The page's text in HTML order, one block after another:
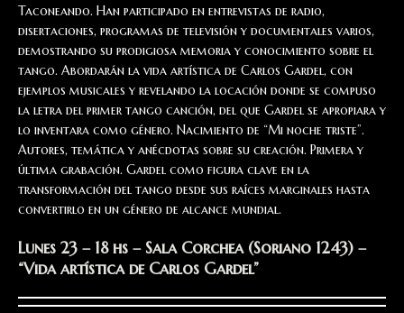
Taconeando. Han participado en entrevistas de radio,
disertaciones, programas de televisión y documentales varios,
demostrando su prodigiosa memoria y conocimiento sobre el
tango. Abordarán la vida artística de Carlos Gardel, con
ejemplos musicales y revelando la locación donde se compuso
la letra del primer tango canción, del que Gardel se apropiara y
lo inventara como género. Nacimiento de “Mi noche triste”.
Autores, temática y anécdotas sobre su creación. Primera y
última grabación. Gardel como figura clave en la
transformación del tango desde sus raíces marginales hasta
convertirlo en un género de alcance mundial.
Lunes 23 – 18 hs – Sala Corchea (Soriano 1243) –
“Vida artística de Carlos Gardel”